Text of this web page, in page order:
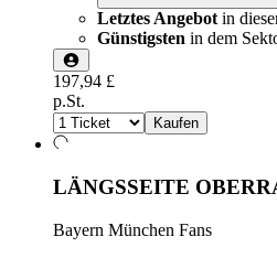
Letztes Angebotin
Günstigsten in dem
197,94 £
p.St.
Kaufen
LÄNGSSEITE
Bayern München Fans